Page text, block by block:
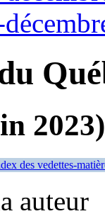
2023)
des vedettes-
auteur